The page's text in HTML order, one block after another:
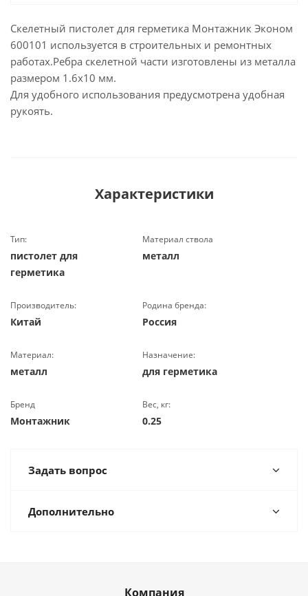
Скелетный пистолет для герметика Монтажник Эконом
600101 используется в строительных и ремонтных
работах.Ребра скелетной части изготовлены из металла
размером 1.6х10 мм.
Для удобного использования предусмотрена удобная
рукоять.
Характеристики
Тип:
пистолет для
герметика
Материал ствола
металл
Производитель:
Китай
Родина бренда:
Россия
Материал:
металл
Назначение:
для герметика
Бренд
Монтажник
Вес, кг:
0.25
Задать вопрос
Дополнительно
Компания